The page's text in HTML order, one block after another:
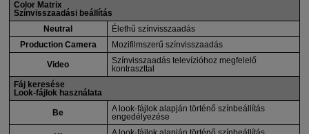
Color Matrix
Színvisszaadási beállítás
Neutral
Élethű színvisszaadás
Production Camera
Mozifilmszerű színvisszaadás
Video
Színvisszaadás televízióhoz megfelelő
kontraszttal
Fáj keresése
Look-fájlok használata
Be
A look-fájlok alapján történő színbeállítás
engedélyezése